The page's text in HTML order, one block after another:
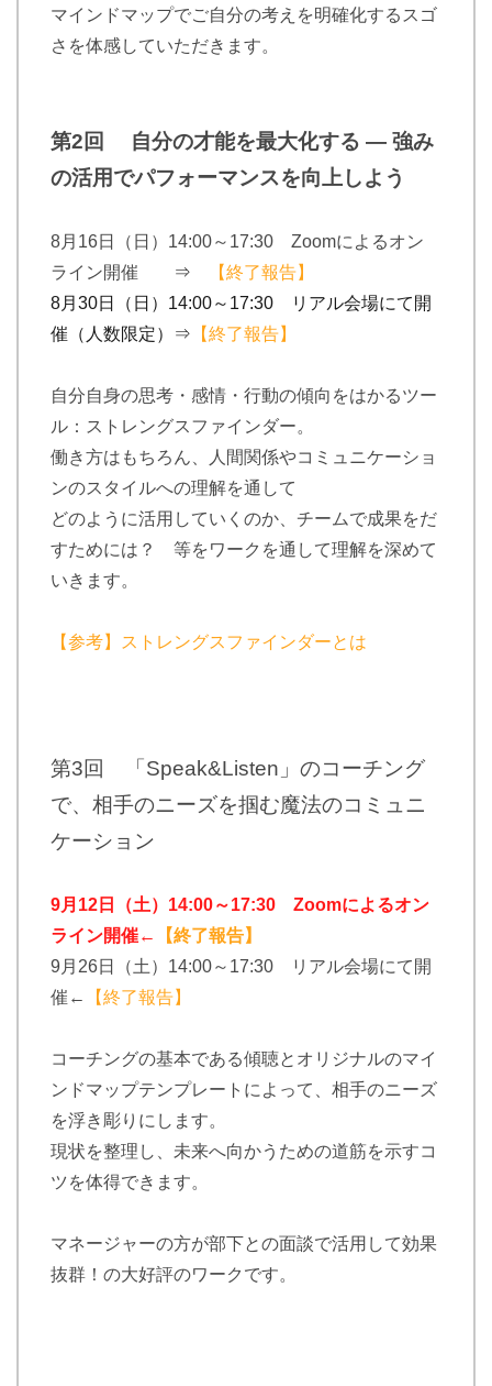
マインドマップでご自分の考えを明確化するスゴ
さを体感していただきます。
第2回 自分の才能を最大化する — 強み
の活用でパフォーマンスを向上しよう
8月16日（日）14:00～17:30 Zoomによるオン
ライン開催
⇒
【終了報告】
8月30日（日）14:00～17:30 リアル会場にて開
催（人数限定）⇒ 【終了報告】
自分自身の思考・感情・行動の傾向をはかるツー
ル：ストレングスファインダー。
働き方はもちろん、人間関係やコミュニケーショ
ンのスタイルへの理解を通して
どのように活用していくのか、チームで成果をだ
すためには？ 等をワークを通して理解を深めて
いきます。
【参考】ストレングスファインダーとは
第3回 「Speak&Listen」のコーチング
で、相手のニーズを掴む魔法のコミュニ
ケーション
9月12日（土）14:00～17:30 Zoomによるオン
ライン開催←
【終了報告】
9月26日（土）14:00～17:30 リアル会場にて開
催←
【終了報告】
コーチングの基本である傾聴とオリジナルのマイ
ンドマップテンプレートによって、相手のニーズ
を浮き彫りにします。
現状を整理し、未来へ向かうための道筋を示すコ
ツを体得できます。
マネージャーの方が部下との面談で活用して効果
抜群！の大好評のワークです。